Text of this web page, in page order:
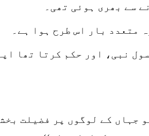
سے بھری ہوئی تھی۔
متعدد بار اس طرح ہوا ہے۔
نبی، اور حکم کرتا تھا
جہاں کے لوگوں پر فضیلت